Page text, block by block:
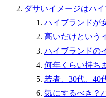
ダサいイメージはハ
ハイブランドが
高いだけという
ハイブランドの
何年くらい持ち
若者、30代、40
気にするべき？